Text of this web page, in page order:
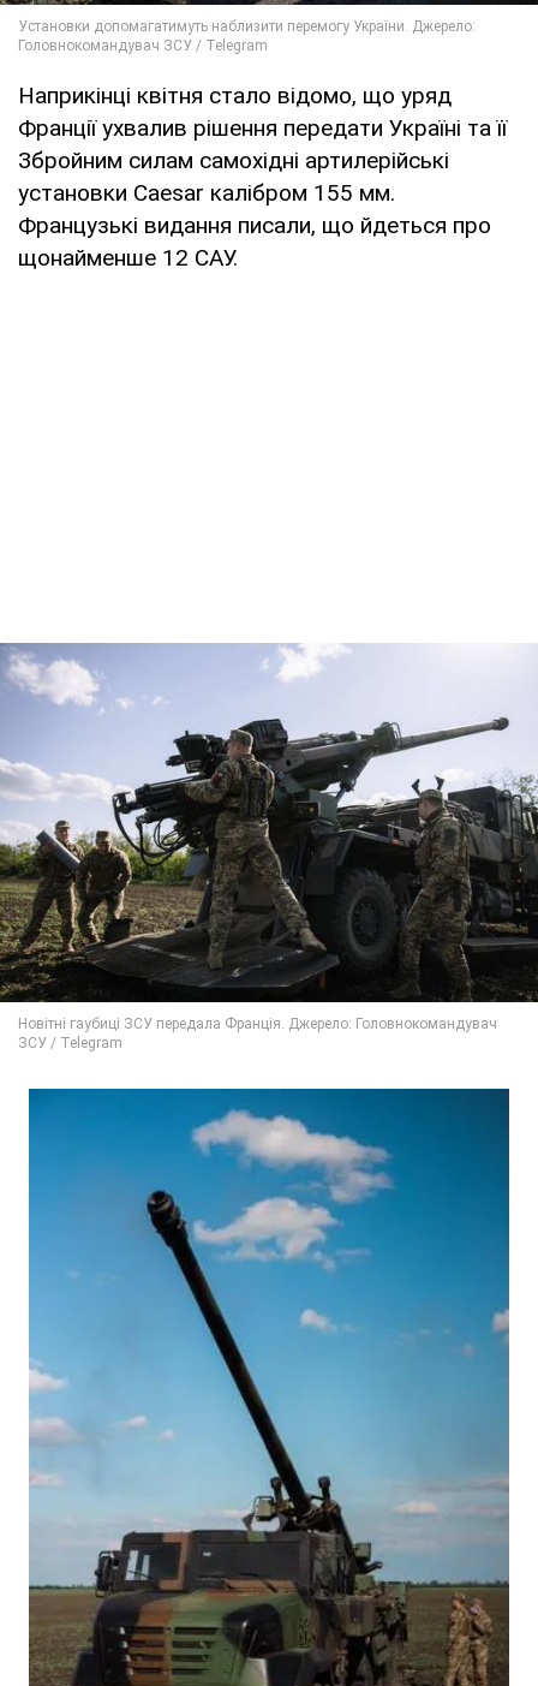
Наприкінці квітня стало відомо, що уряд
Франції ухвалив рішення передати Україні та її
Збройним силам самохідні артилерійські
установки Caesar калібром 155 мм.
Французькі видання писали, що йдеться про
щонайменше 12 САУ.